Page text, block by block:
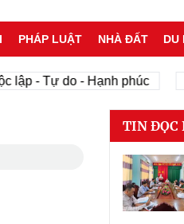
PHÁP LUẬT NHÀ ĐẤT DU
do - Hạnh phúc Tôi
TIN ĐỌC